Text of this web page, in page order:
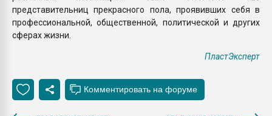
представительниц прекрасного пола, проявивших себя в
профессиональной, общественной, политической и других
сферах жизни.
ПластЭксперт